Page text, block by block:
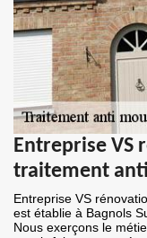
Entreprise VS
traitement
Entreprise VS
est établie à Bagnols
Nous exerçons le